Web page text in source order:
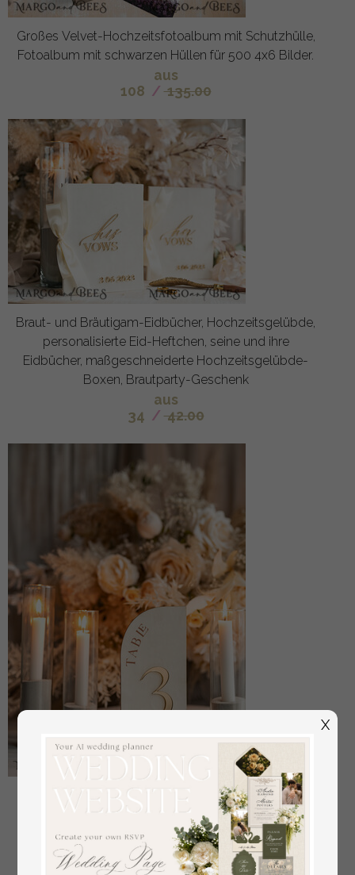
Großes Velvet-Hochzeitsfotoalbum mit Schutzhülle,
Fotoalbum mit schwarzen Hüllen für 500 4x6 Bilder.
aus
108 / 135.00
Braut- und Bräutigam-Eidbücher, Hochzeitsgelübde,
personalisierte Eid-Heftchen, seine und ihre
Eidbücher, maßgeschneiderte Hochzeitsgelübde-
Boxen, Brautparty-Geschenk
aus
34 / 42.00
Acryl-Halb-Bogen Samt Elfenbein Hochzeits-
Tischnummern, Ecru Gold Schild, Gold Plexi
Tischnummern, Luxus Beige Hochzeits
Tischdekoration, Hochzeitsbeschilderung Goldener
Spiegel Tischnummern
X